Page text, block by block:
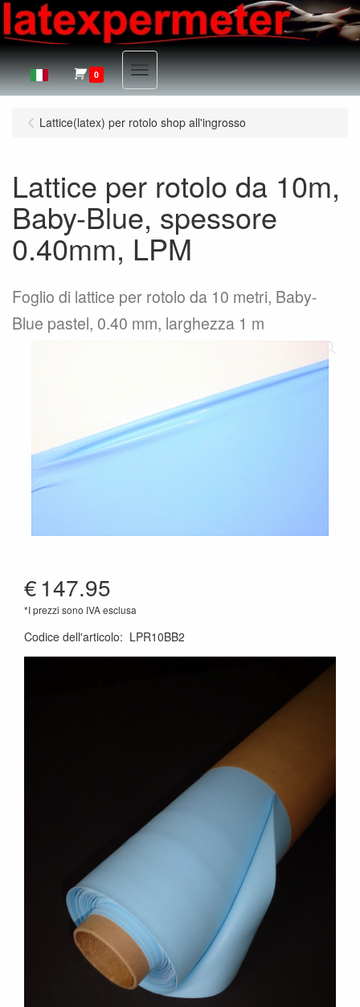
0 Menu
Lattice(latex) per rotolo shop all'ingrosso
Lattice per rotolo da 10m,
Baby-Blue, spessore
0.40mm, LPM
Foglio di lattice per rotolo da 10 metri, Baby-
Blue pastel, 0.40 mm, larghezza 1 m
€147.95
*I prezzi sono IVA esclusa
Codice dell'articolo: LPR10BB2